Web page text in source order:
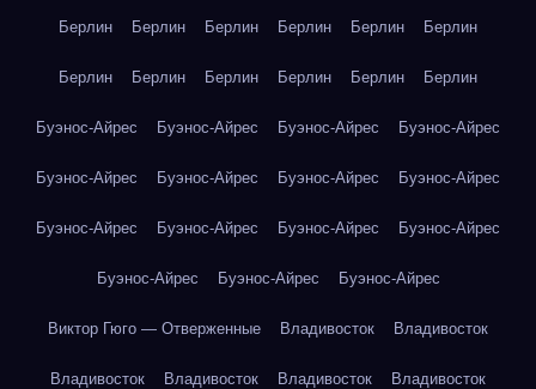
Берлин Берлин Берлин Берлин Берлин Берлин
Берлин Берлин Берлин Берлин Берлин Берлин
Буэнос-Айрес Буэнос-Айрес Буэнос-Айрес Буэнос-Айрес
Буэнос-Айрес Буэнос-Айрес Буэнос-Айрес Буэнос-Айрес
Буэнос-Айрес Буэнос-Айрес Буэнос-Айрес Буэнос-Айрес
Буэнос-Айрес Буэнос-Айрес Буэнос-Айрес
Виктор Гюго — Отверженные Владивосток Владивосток
Владивосток Владивосток Владивосток Владивосток